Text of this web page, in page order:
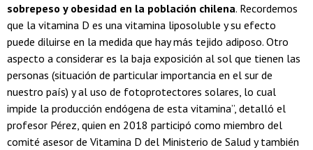
sobrepeso y obesidad en la población chilena. Recordemos
que la vitamina D es una vitamina liposoluble y su efecto
puede diluirse en la medida que hay más tejido adiposo. Otro
aspecto a considerar es la baja exposición al sol que tienen las
personas (situación de particular importancia en el sur de
nuestro país) y al uso de fotoprotectores solares, lo cual
impide la producción endógena de esta vitamina”, detalló el
profesor Pérez, quien en 2018 participó como miembro del
comité asesor de Vitamina D del Ministerio de Salud y también